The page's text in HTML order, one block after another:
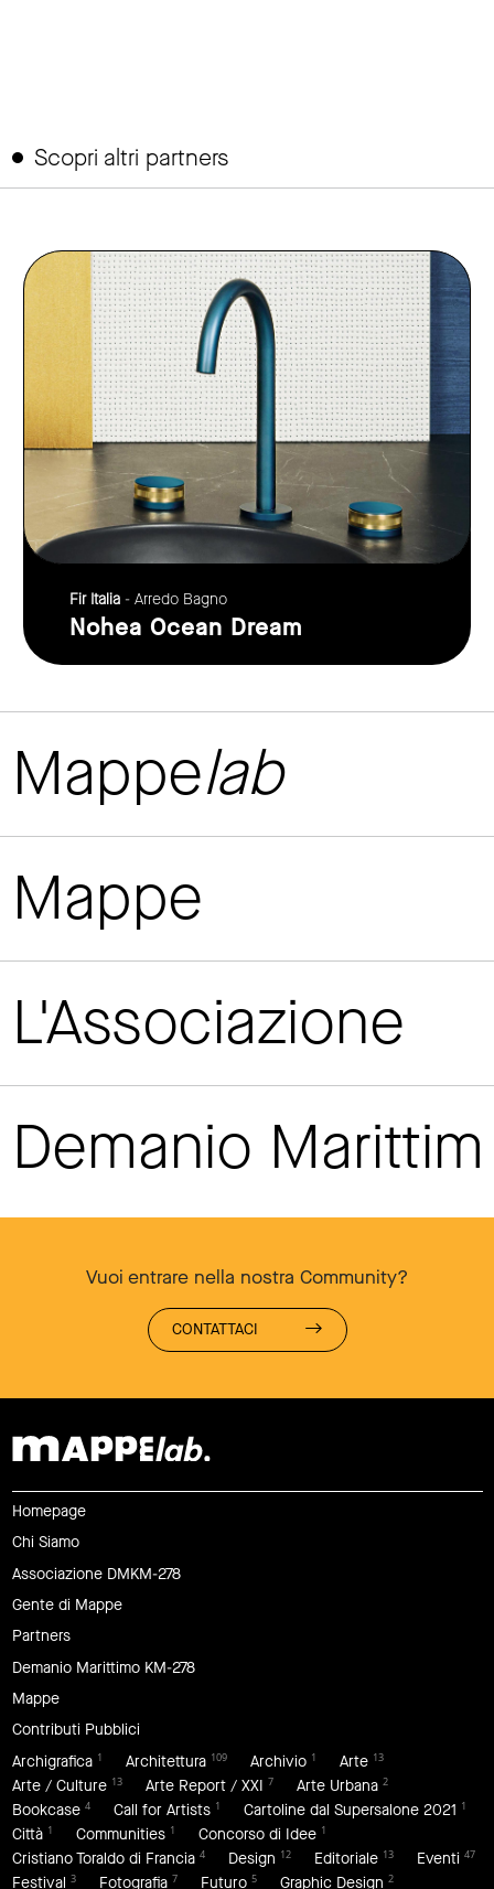
Scopri altri partners
Fir Italia - Arredo Bagno
Nohea Ocean Dream
link to page
Mappelab
Mappe
L'Associazione
Demanio
Vuoi entrare nella nostra Community?
CONTATTACI
Homepage
Chi Siamo
Associazione DMKM-278
Gente di Mappe
Partners
Demanio Marittimo KM-278
Mappe
Contributi Pubblici
Archigrafica 1 Architettura 109 Archivio 1 Arte 13
Arte / Culture 13 Arte Report / XXI 7 Arte Urbana 2
Bookcase 4 Call for Artists 1 Cartoline dal Supersalone 2021 1
Città 1 Communities 1 Concorso di Idee 1
Cristiano Toraldo di Francia 4 Design 12 Editoriale 13 Eventi 47
Festival 3 Fotografia 7 Futuro 5 Graphic Design 2